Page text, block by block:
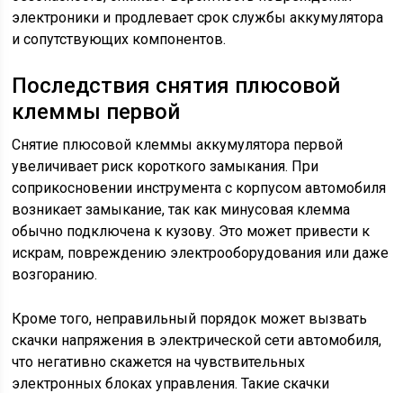
электроники и продлевает срок службы аккумулятора
и сопутствующих компонентов.
Последствия снятия плюсовой
клеммы первой
Снятие плюсовой клеммы аккумулятора первой
увеличивает риск короткого замыкания. При
соприкосновении инструмента с корпусом автомобиля
возникает замыкание, так как минусовая клемма
обычно подключена к кузову. Это может привести к
искрам, повреждению электрооборудования или даже
возгоранию.
Кроме того, неправильный порядок может вызвать
скачки напряжения в электрической сети автомобиля,
что негативно скажется на чувствительных
электронных блоках управления. Такие скачки